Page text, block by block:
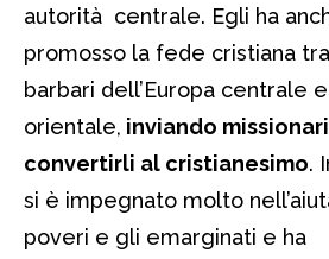
autorità centrale. Egli ha
promosso la fede cristiana
barbari dell’Europa centrale e
orientale, inviando
convertirli al cristianesimo.
si è impegnato molto
poveri e gli emarginati e ha